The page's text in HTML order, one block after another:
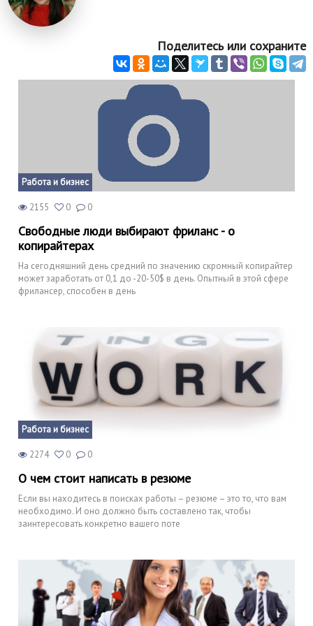
Поделитесь или сохраните
Работа и бизнес
2155 0 0
Свободные люди выбирают фриланс - о
копирайтерах
На сегодняшний день средний по значению скромный копирайтер
может заработать от 0,1 до -20-50$ в день. Опытный в этой сфере
фрилансер, способен в день
Работа и бизнес
2274 0 0
О чем стоит написать в резюме
Если вы находитесь в поисках работы – резюме – это то, что вам
необходимо. И оно должно быть составлено так, чтобы
заинтересовать конкретно вашего поте